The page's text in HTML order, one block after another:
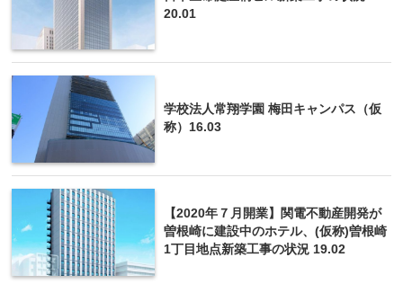
20.01
学校法人常翔学園 梅田キャンパス（仮
称）16.03
【2020年７月開業】関電不動産開発が
曽根崎に建設中のホテル、(仮称)曽根崎
1丁目地点新築工事の状況 19.02